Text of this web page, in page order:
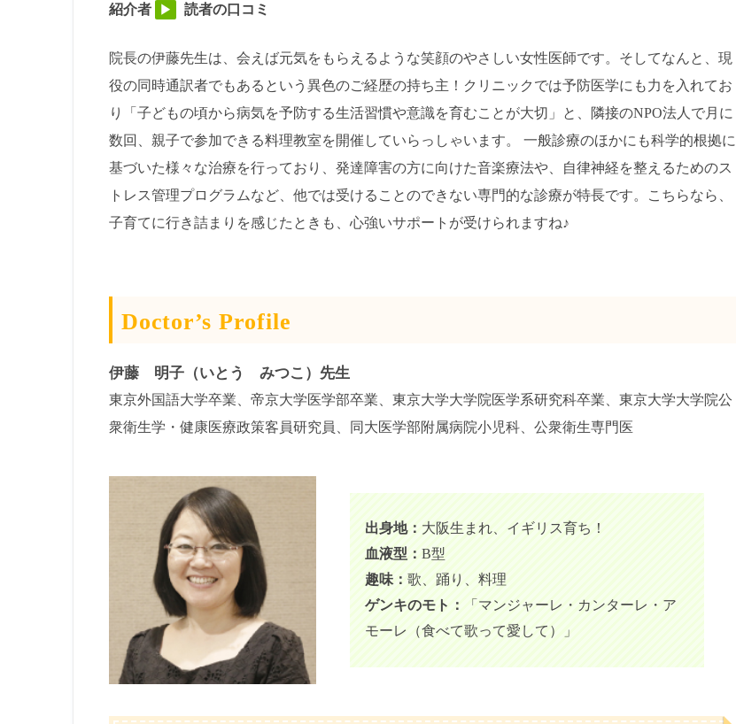
紹介者 ▶︎ 読者の口コミ
院長の伊藤先生は、会えば元気をもらえるような笑顔のやさしい女性医師です。そしてなんと、現
役の同時通訳者でもあるという異色のご経歴の持ち主！クリニックでは予防医学にも力を入れてお
り「子どもの頃から病気を予防する生活習慣や意識を育むことが大切」と、隣接のNPO法人で月に
数回、親子で参加できる料理教室を開催していらっしゃいます。 一般診療のほかにも科学的根拠に
基づいた様々な治療を行っており、発達障害の方に向けた音楽療法や、自律神経を整えるためのス
トレス管理プログラムなど、他では受けることのできない専門的な診療が特長です。こちらなら、
子育てに行き詰まりを感じたときも、心強いサポートが受けられますね♪
Doctor’s Profile
伊藤 明子（いとう みつこ）先生
東京外国語大学卒業、帝京大学医学部卒業、東京大学大学院医学系研究科卒業、東京大学大学院公
衆衛生学・健康医療政策客員研究員、同大医学部附属病院小児科、公衆衛生専門医
出身地： 大阪生まれ、イギリス育ち！
血液型：B型
趣味：歌、踊り、料理
ゲンキのモト：
「マンジャーレ・カンターレ・ア
モーレ（食べて歌って愛して）」